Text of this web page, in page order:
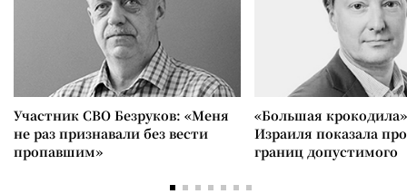
Участник СВО Безруков: «Меня
не раз признавали без вести
пропавшим»
«Большая
Израиля показала
границ допустимого